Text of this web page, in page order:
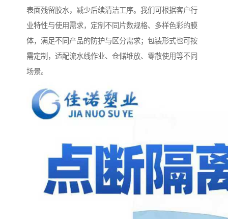
表面残留胶水，减少后续清洁工序。我们可根据客户行
业特性与使用需求，定制不同片数规格、多样色彩的膜
体，满足不同产品的防护与区分需求；包装形式也可按
需定制，适配流水线作业、仓储堆放、零散使用等不同
场景。